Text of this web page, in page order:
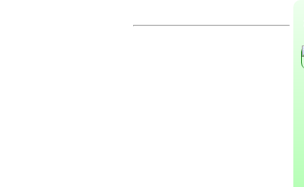
Kosmetik dan Perawatan Tubuh